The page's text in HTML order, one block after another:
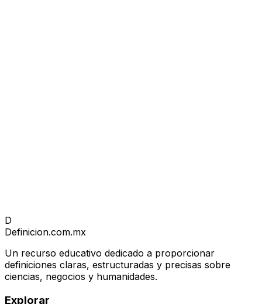
D
Definicion.com.mx
Un recurso educativo dedicado a proporcionar
definiciones claras, estructuradas y precisas sobre
ciencias, negocios y humanidades.
Explorar